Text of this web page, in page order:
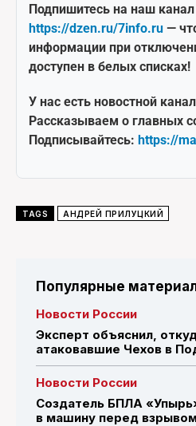
Подпишитесь на наш
https://dzen.ru/7info.ru —
информации при
доступен в белых списках!
У нас есть новостной
Рассказываем о главных
Подписывайтесь: https://
TAGS АНДРЕЙ ПРИЛУЦКИЙ
Популярные
Новости России
Эксперт объяснил,
атаковавшие Чехов в
Новости России
Создатель БПЛА
в машину перед